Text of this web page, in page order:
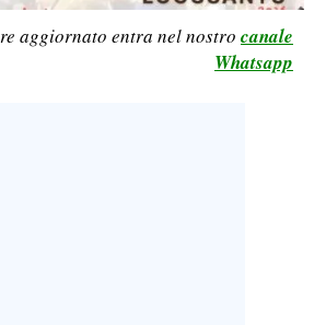
aggiornato entra nel nostro canale
Whatsapp